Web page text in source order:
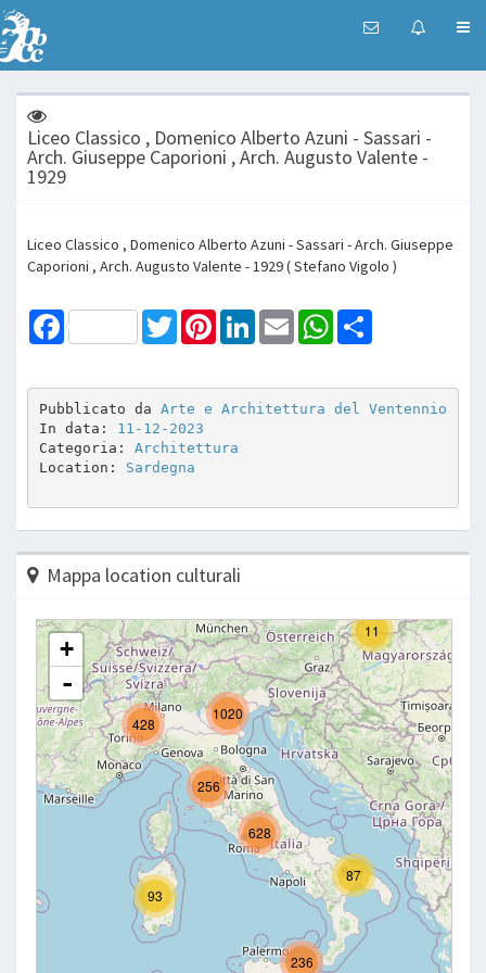
Liceo Classico , Domenico Alberto Azuni - Sassari -
Arch. Giuseppe Caporioni , Arch. Augusto Valente -
1929
Liceo Classico , Domenico Alberto Azuni - Sassari - Arch. Giuseppe
Caporioni , Arch. Augusto Valente - 1929 ( Stefano Vigolo )
Facebook TwitterPinterestLinkedInEmail WhatsApp
Pubblicato da Arte e Architettura del Ventennio
In data: 11-12-2023
Categoria: Architettura
Location: Sardegna
Mappa location culturali